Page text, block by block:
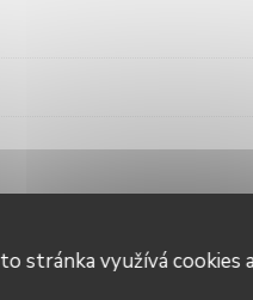
stránka využívá cookies
crème de wasabi et salade